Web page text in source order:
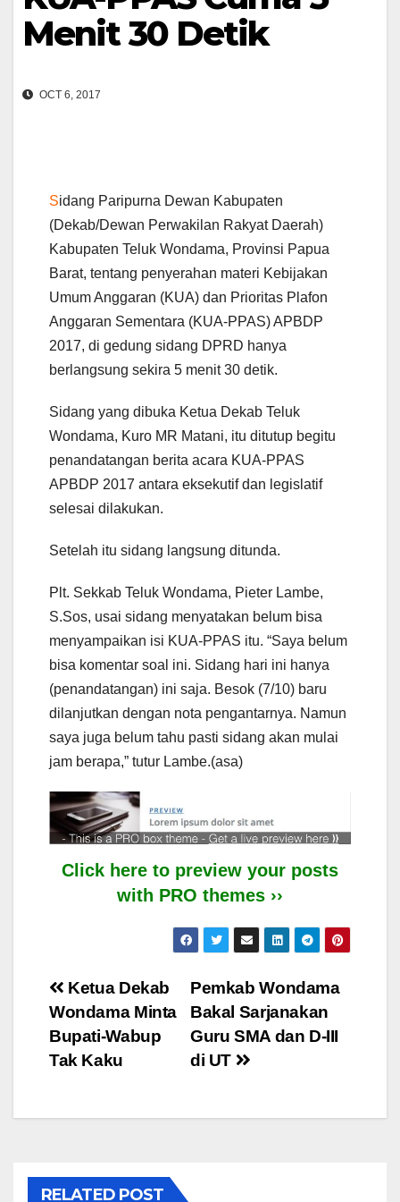
Menit 30 Detik
OCT 6, 2017
Sidang Paripurna Dewan Kabupaten
(Dekab/Dewan Perwakilan Rakyat Daerah)
Kabupaten Teluk Wondama, Provinsi Papua
Barat, tentang penyerahan materi Kebijakan
Umum Anggaran (KUA) dan Prioritas Plafon
Anggaran Sementara (KUA-PPAS) APBDP
2017, di gedung sidang DPRD hanya
berlangsung sekira 5 menit 30 detik.
Sidang yang dibuka Ketua Dekab Teluk
Wondama, Kuro MR Matani, itu ditutup begitu
penandatangan berita acara KUA-PPAS
APBDP 2017 antara eksekutif dan legislatif
selesai dilakukan.
Setelah itu sidang langsung ditunda.
Plt. Sekkab Teluk Wondama, Pieter Lambe,
S.Sos, usai sidang menyatakan belum bisa
menyampaikan isi KUA-PPAS itu. “Saya belum
bisa komentar soal ini. Sidang hari ini hanya
(penandatangan) ini saja. Besok (7/10) baru
dilanjutkan dengan nota pengantarnya. Namun
saya juga belum tahu pasti sidang akan mulai
jam berapa,” tutur Lambe.(asa)
Click here to preview your posts
with PRO themes ››
Post
navigation
Pemkab Wondama
Bakal Sarjanakan
Guru SMA dan D-III
di UT
Ketua Dekab
Wondama Minta
Bupati-Wabup
Tak Kaku
RELATED POST